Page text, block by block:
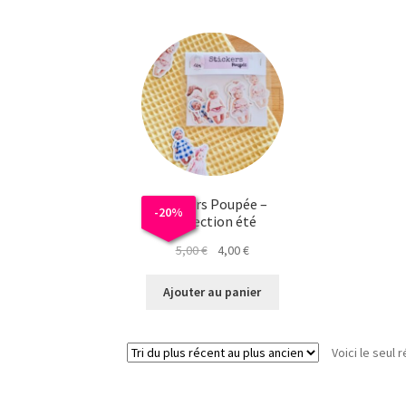
-20%
Stickers Poupée –
Collection été
5,00€
Le
initial
4,00€Le
actuel
Ajouter au panier
Voici le seul